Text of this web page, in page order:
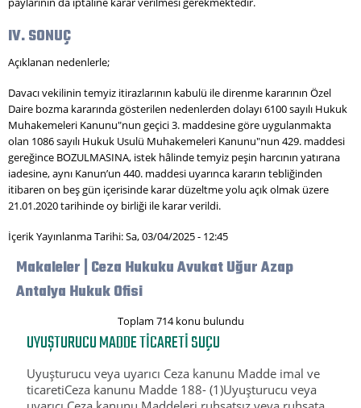
IV. SONUÇ
Açıklanan nedenlerle;
Davacı vekilinin temyiz itirazlarının kabulü ile direnme kararının Özel
Daire bozma kararında gösterilen nedenlerden dolayı 6100 sayılı Hukuk
Muhakemeleri Kanunu"nun geçici 3. maddesine göre uygulanmakta
olan 1086 sayılı Hukuk Usulü Muhakemeleri Kanunu"nun 429. maddesi
gereğince BOZULMASINA, istek hâlinde temyiz peşin harcının yatırana
iadesine, aynı Kanun’un 440. maddesi uyarınca kararın tebliğinden
itibaren on beş gün içerisinde karar düzeltme yolu açık olmak üzere
21.01.2020 tarihinde oy birliği ile karar verildi.
İçerik Yayınlanma Tarihi: Sa, 03/04/2025 - 12:45
Makaleler | Ceza Hukuku Avukat Uğur Azap
Antalya Hukuk Ofisi
Toplam 714 konu bulundu
UYUŞTURUCU MADDE TICARETI SUÇU
Uyuşturucu veya uyarıcı Ceza kanunu Madde imal ve
ticaretiCeza kanunu Madde 188- (1)Uyuşturucu veya